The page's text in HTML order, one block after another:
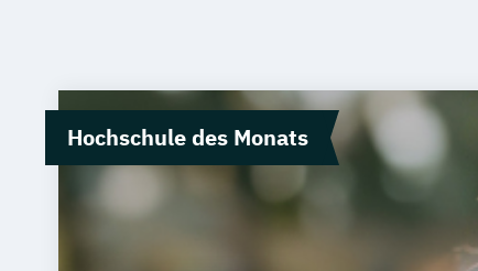
Hochschule des Monats